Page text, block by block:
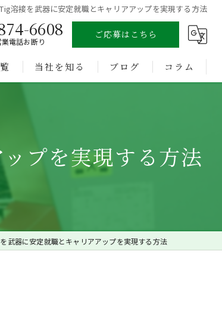
溶接を武器に安定就職とキャリアアップを実現する方法
6608
電話お断り
ご応募はこちら
当社を知る
経験者
ブログ コラム
プを実現する方法
武器に安定就職とキャリアアップを実現する方法